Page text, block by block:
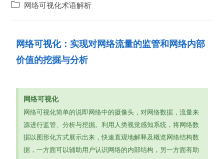
网络可视化术语解析
网络可视化：实现对网络流量的监管和网络内部
价值的挖掘与分析
网络可视化
网络可视化简单的说即网络中的摄像头，对网络数据，流量来
源进行监管、分析与挖掘。利用人类视觉感知系统，将网络数
据以图形化方式展示出来，快速直观地解释及概览网络结构数
据，一方面可以辅助用户认识网络的内部结构，另一方面有助